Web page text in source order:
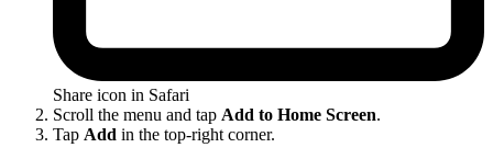
Share icon in Safari
Scroll the menu and tap Add to Home Screen.
Tap Add in the top-right corner.